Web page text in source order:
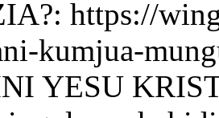
https://
kumjua-
YESU